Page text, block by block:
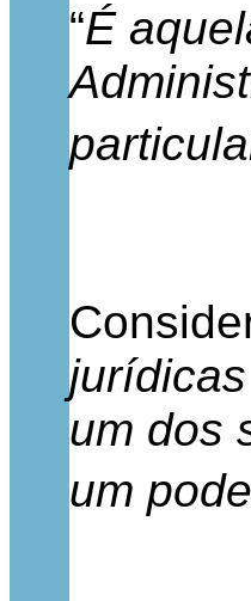
“É
um dos
um